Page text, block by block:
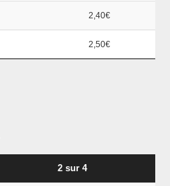
2,40€
2,50€
2 sur 4